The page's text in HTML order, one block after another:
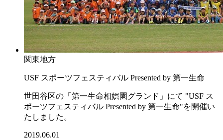
関東地方
USF スポーツフェスティバル Presented by 第一生命
世田谷区の「第一生命相娯園グランド」にて "USF ス
ポーツフェスティバル Presented by 第一生命"を開催い
たしました。
2019.06.01